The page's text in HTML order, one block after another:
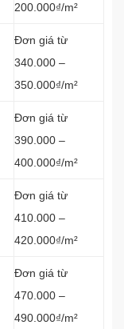
200.000₫/m²
Đơn giá từ
340.000 –
350.000₫/m²
Đơn giá từ
390.000 –
400.000₫/m²
Đơn giá từ
410.000 –
420.000₫/m²
Đơn giá từ
470.000 –
490.000₫/m²